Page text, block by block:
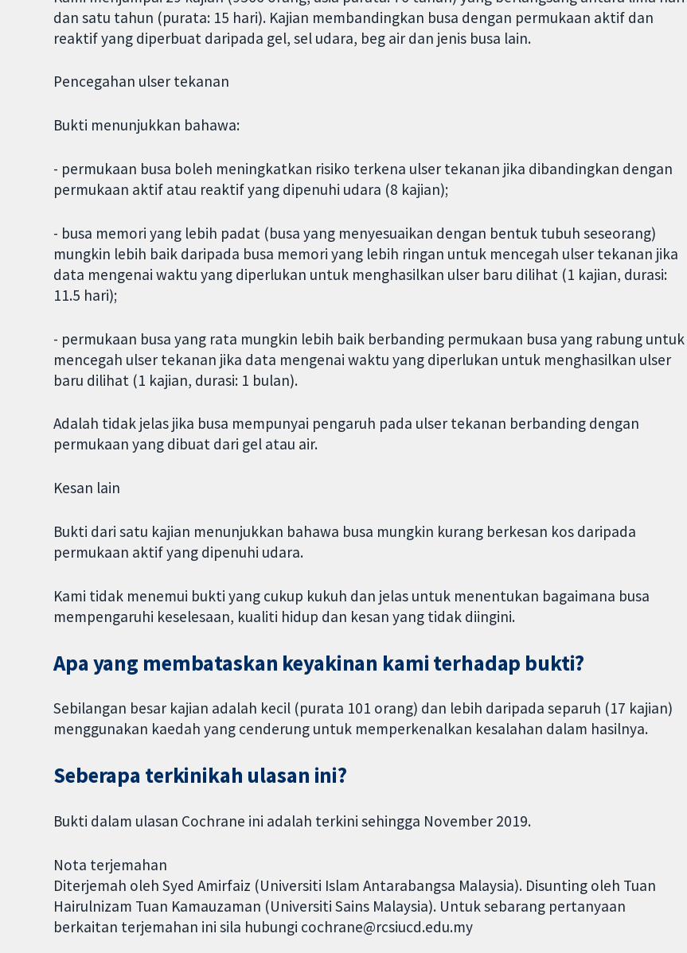
dan satu tahun (purata: 15 hari). Kajian membandingkan busa dengan permukaan aktif dan
reaktif yang diperbuat daripada gel, sel udara, beg air dan jenis busa lain.
Pencegahan ulser tekanan
Bukti menunjukkan bahawa:
- permukaan busa boleh meningkatkan risiko terkena ulser tekanan jika dibandingkan dengan
permukaan aktif atau reaktif yang dipenuhi udara (8 kajian);
- busa memori yang lebih padat (busa yang menyesuaikan dengan bentuk tubuh seseorang)
mungkin lebih baik daripada busa memori yang lebih ringan untuk mencegah ulser tekanan jika
data mengenai waktu yang diperlukan untuk menghasilkan ulser baru dilihat (1 kajian, durasi:
11.5 hari);
- permukaan busa yang rata mungkin lebih baik berbanding permukaan busa yang rabung untuk
mencegah ulser tekanan jika data mengenai waktu yang diperlukan untuk menghasilkan ulser
baru dilihat (1 kajian, durasi: 1 bulan).
Adalah tidak jelas jika busa mempunyai pengaruh pada ulser tekanan berbanding dengan
permukaan yang dibuat dari gel atau air.
Kesan lain
Bukti dari satu kajian menunjukkan bahawa busa mungkin kurang berkesan kos daripada
permukaan aktif yang dipenuhi udara.
Kami tidak menemui bukti yang cukup kukuh dan jelas untuk menentukan bagaimana busa
mempengaruhi keselesaan, kualiti hidup dan kesan yang tidak diingini.
Apa yang membataskan keyakinan kami terhadap bukti?
Sebilangan besar kajian adalah kecil (purata 101 orang) dan lebih daripada separuh (17 kajian)
menggunakan kaedah yang cenderung untuk memperkenalkan kesalahan dalam hasilnya.
Seberapa terkinikah ulasan ini?
Bukti dalam ulasan Cochrane ini adalah terkini sehingga November 2019.
Nota terjemahan
Diterjemah oleh Syed Amirfaiz (Universiti Islam Antarabangsa Malaysia). Disunting oleh Tuan
Hairulnizam Tuan Kamauzaman (Universiti Sains Malaysia). Untuk sebarang pertanyaan
berkaitan terjemahan ini sila hubungi cochrane@rcsiucd.edu.my